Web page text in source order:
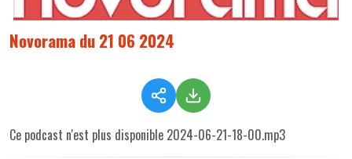
Novorama du 21 06 2024
Ce podcast n'est plus disponible 2024-06-21-18-00.mp3